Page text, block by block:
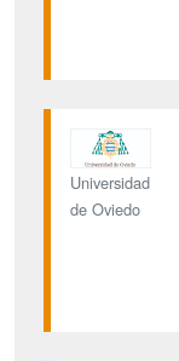
Universidad
de Oviedo